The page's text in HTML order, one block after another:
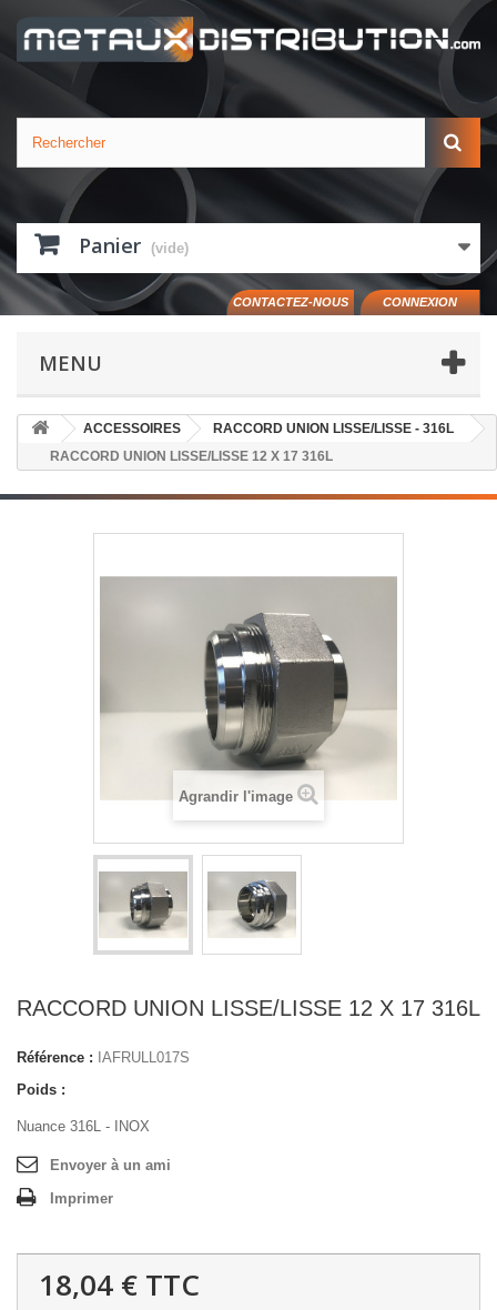
Panier (vide)
CONNEXION
CONTACTEZ-NOUS
MENU
ACCESSOIRES
RACCORD UNION LISSE/LISSE - 316L
RACCORD UNION LISSE/LISSE 12 X 17 316L
Agrandir l'image
RACCORD UNION LISSE/LISSE 12 X 17 316L
Référence : IAFRULL017S
Poids :
Nuance 316L - INOX
Envoyer à un ami
Imprimer
18,04 € TTC